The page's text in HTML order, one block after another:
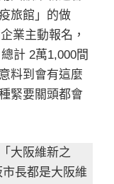
旅館」的做
業主動報名，
計 2萬1,000間
料到會有這麼
緊要關頭都會
大阪維新之
長都是大阪維